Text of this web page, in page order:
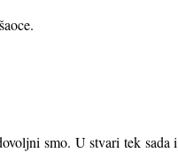
smo. U stvari tek sada